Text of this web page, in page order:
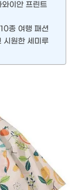
이안 프린트
종 여행 패션
원한 세미루